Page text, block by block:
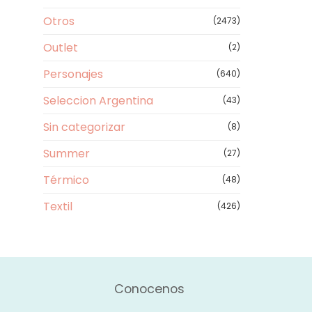
Otros (2473)
Outlet (2)
Personajes (640)
Seleccion Argentina (43)
Sin categorizar (8)
Summer (27)
Térmico (48)
Textil (426)
Conocenos